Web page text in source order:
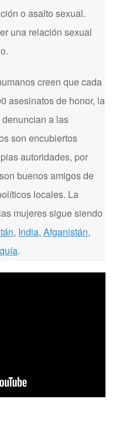
o asalto sexual.
una relación sexual
creen que cada
asesinatos de honor, la
a las
son encubiertos
autoridades, por
buenos amigos de
locales. La
mujeres sigue siendo
, India, Afganistán,
.